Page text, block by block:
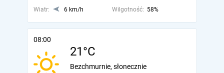
Wiatr: 6 km/h Wilgotność: 58%
08:00
21°C
Bezchmurnie, słonecznie